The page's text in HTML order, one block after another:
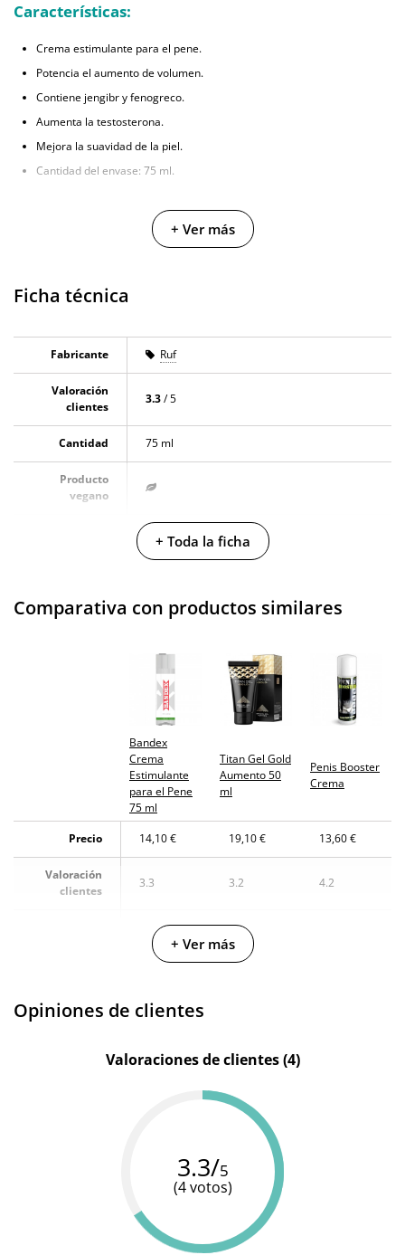
Características:
Crema estimulante para el pene.
Potencia el aumento de volumen.
Contiene jengibr y fenogreco.
Aumenta la testosterona.
Mejora la suavidad de la piel.
Cantidad del envase: 75 ml.
+ Ver más
Ficha técnica
Fabricante Ruf
Valoración
clientes
3.3/ 5
Cantidad 75 ml
Producto
vegano
Garantías 3 años de garantía
El martes 11 de agosto (fecha estimada)
+ Toda la ficha
Comparativa con productos similares
Bandex
Crema
Estimulante
para el Pene
75 ml
Titan Gel Gold
Aumento 50
ml
Penis Booster
Crema
Precio 14,10 € 19,10 € 13,60 €
Valoración
clientes
3.3 3.2 4.2
Titan Gel
75 ml 50 ml
+ Ver más
Opiniones de clientes
Valoraciones de clientes (4)
3.3/5
(4 votos)